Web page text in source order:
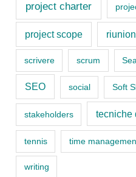
project charter
project scope
scrivere scrum
SEO social Soft
stakeholders tecniche
tennis time
writing